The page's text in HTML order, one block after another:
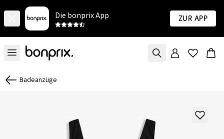
Die bonprix App Zur App
Badeanzüge